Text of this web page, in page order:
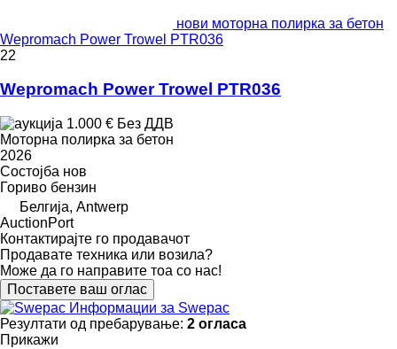
нови моторна полирка за бетон
Wepromach Power Trowel PTR036
22
Wepromach Power Trowel PTR036
1.000 € Без ДДВ
Моторна полирка за бетон
2026
Состојба нов
Гориво бензин
Белгија, Antwerp
AuctionPort
Контактирајте го продавачот
Продавате техника или возила?
Може да го направите тоа со нас!
Поставете ваш оглас
Информации за Swepac
Резултати од пребарување: 2 огласа
Прикажи